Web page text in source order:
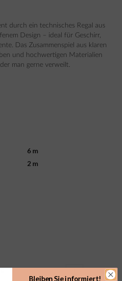
durch ein technisches Regal aus
Design – ideal für Geschirr,
Das Zusammenspiel aus klaren
und hochwertigen Materialien
man gerne verweilt.
6 m
2 m
Bleiben Sie informiert!